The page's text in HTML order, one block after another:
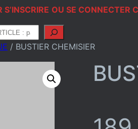
S’INSCRIRE OU SE CONNECTER
/ BUSTIER CHEMISIER